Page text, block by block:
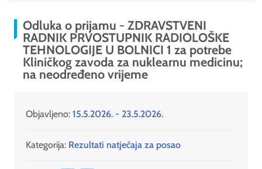
Odluka o prijamu - ZDRAVSTVENI
RADNIK PRVOSTUPNIK RADIOLOŠKE
TEHNOLOGIJE U BOLNICI 1 za potrebe
Kliničkog zavoda za nuklearnu medicinu;
na neodređeno vrijeme
Objavljeno: 15.5.2026. - 23.5.2026.
Kategorija: Rezultati natječaja za posao